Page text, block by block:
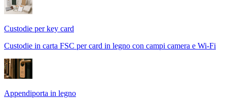
Custodie per key card
Custodie in carta FSC per card in legno con campi camera e Wi-Fi
Appendiporta in legno